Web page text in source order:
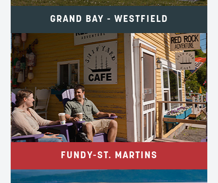
GRAND BAY - WESTFIELD
FUNDY-ST. MARTINS
LES PLUS HAUTES MARÉES DU
MONDE, D’ANCIENS ROCHERS ET DES
GROTTES MARINES.
StMartinsCanada.com